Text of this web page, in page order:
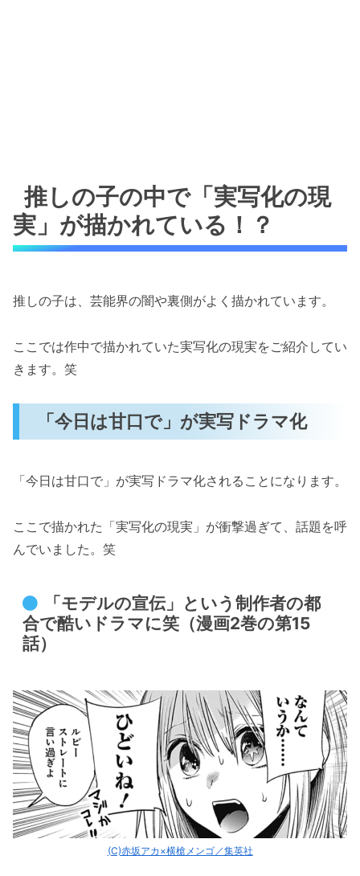
推しの子の中で「実写化の現
実」が描かれている！？
推しの子は、芸能界の闇や裏側がよく描かれています。
ここでは作中で描かれていた実写化の現実をご紹介してい
きます。笑
「今日は甘口で」が実写ドラマ化
「今日は甘口で」が実写ドラマ化されることになります。
ここで描かれた「実写化の現実」が衝撃過ぎて、話題を呼
んでいました。笑
「モデルの宣伝」という制作者の都
合で酷いドラマに笑（漫画2巻の第15
話）
(C)赤坂アカ×横槍メンゴ／集英社